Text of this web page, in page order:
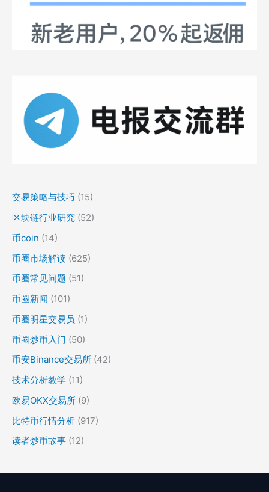
交易策略与技巧 (15)
区块链行业研究 (52)
币coin (14)
币圈市场解读 (625)
币圈常见问题 (51)
币圈新闻 (101)
币圈明星交易员 (1)
币圈炒币入门 (50)
币安Binance交易所 (42)
技术分析教学 (11)
欧易OKX交易所 (9)
比特币行情分析 (917)
读者炒币故事 (12)